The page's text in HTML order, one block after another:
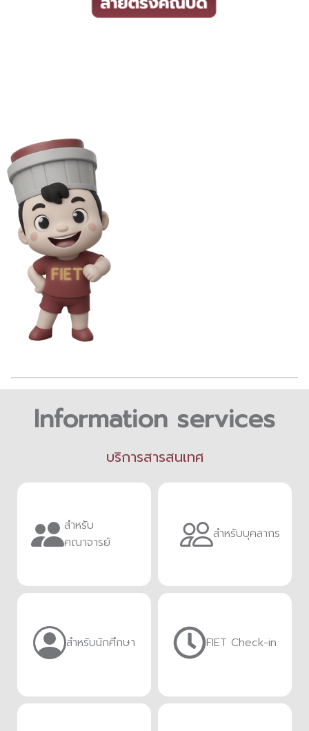
Information services
บริการสารสนเทศ
สำหรับ
คณาจารย์
สำหรับบุคลากร
สำหรับนักศึกษา FIET Check-in